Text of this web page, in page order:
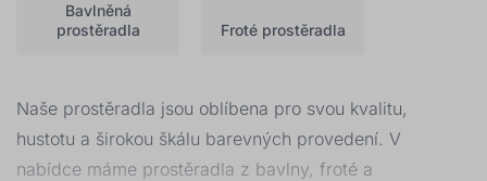
Bavlněná
prostěradla
Froté prostěradla
Naše prostěradla jsou oblíbena pro svou kvalitu,
hustotu a širokou škálu barevných provedení. V
nabídce máme prostěradla z bavlny, froté a